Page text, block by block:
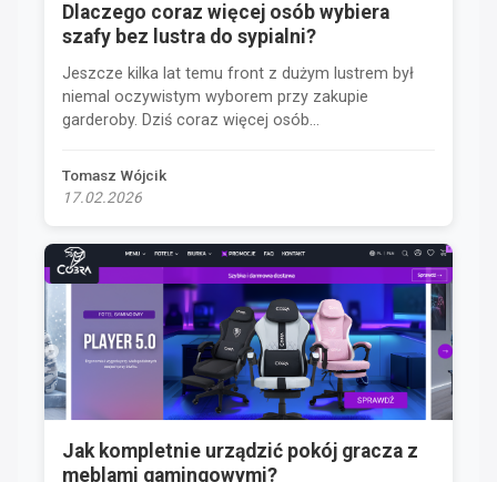
Dlaczego coraz więcej osób wybiera
szafy bez lustra do sypialni?
Jeszcze kilka lat temu front z dużym lustrem był
niemal oczywistym wyborem przy zakupie
garderoby. Dziś coraz więcej osób...
Tomasz Wójcik
17.02.2026
Jak kompletnie urządzić pokój gracza z
meblami gamingowymi?